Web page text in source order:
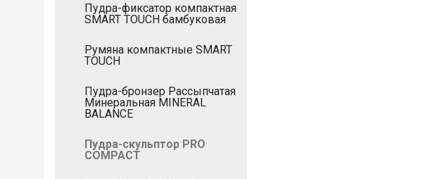
Пудра-фиксатор компактная
SMART TOUCH бамбуковая
Румяна компактные SMART
TOUCH
Пудра-бронзер Рассыпчатая
Минеральная MINERAL
BALANCE
Пудра-скульптор PRO
COMPACT